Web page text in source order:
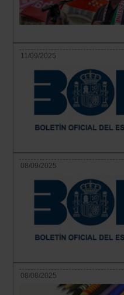
11/09/2025
08/09/2025
08/08/2025